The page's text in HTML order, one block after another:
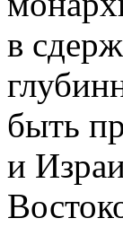
в
быть
и